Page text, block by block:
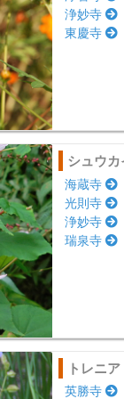
浄妙寺
東慶寺
シュウ
海蔵寺
光則寺
浄妙寺
瑞泉寺
トレニア
英勝寺